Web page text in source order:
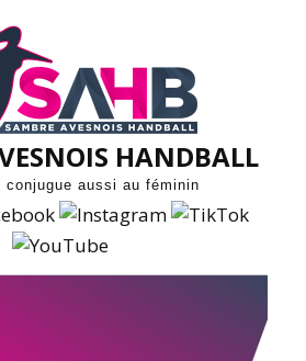
HANDBALL
conjugue aussi au féminin